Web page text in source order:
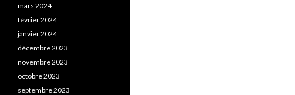
mars 2024
février 2024
janvier 2024
décembre 2023
novembre 2023
octobre 2023
septembre 2023